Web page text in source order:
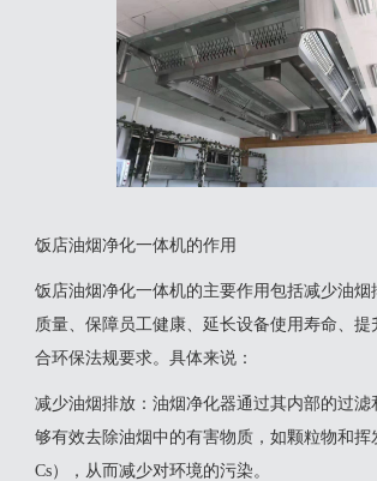
饭店油烟净化一体机的作用
饭店油烟净化一体机的主要作用包括减少油烟
质量、保障员工健康、延长设备使用寿命、提
合环保法规要求‌。具体来说：
减少油烟排放‌：油烟净化器通过其内部的过滤
够有效去除油烟中的有害物质，如颗粒物和挥
Cs），从而减少对环境的污染‌。